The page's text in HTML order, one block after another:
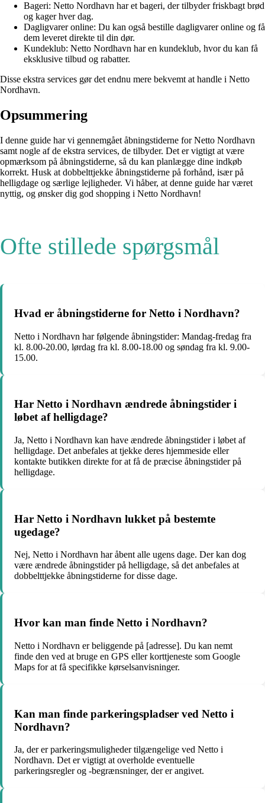
Bageri: Netto Nordhavn har et bageri, der tilbyder friskbagt brød
og kager hver dag.
Dagligvarer online: Du kan også bestille dagligvarer online og få
dem leveret direkte til din dør.
Kundeklub: Netto Nordhavn har en kundeklub, hvor du kan få
eksklusive tilbud og rabatter.
Disse ekstra services gør det endnu mere bekvemt at handle i Netto
Nordhavn.
Opsummering
I denne guide har vi gennemgået åbningstiderne for Netto Nordhavn
samt nogle af de ekstra services, de tilbyder. Det er vigtigt at være
opmærksom på åbningstiderne, så du kan planlægge dine indkøb
korrekt. Husk at dobbelttjekke åbningstiderne på forhånd, især på
helligdage og særlige lejligheder. Vi håber, at denne guide har været
nyttig, og ønsker dig god shopping i Netto Nordhavn!
Ofte stillede spørgsmål
Hvad er åbningstiderne for Netto i Nordhavn?
Netto i Nordhavn har følgende åbningstider: Mandag-fredag fra
kl. 8.00-20.00, lørdag fra kl. 8.00-18.00 og søndag fra kl. 9.00-
15.00.
Har Netto i Nordhavn ændrede åbningstider i
løbet af helligdage?
Ja, Netto i Nordhavn kan have ændrede åbningstider i løbet af
helligdage. Det anbefales at tjekke deres hjemmeside eller
kontakte butikken direkte for at få de præcise åbningstider på
helligdage.
Har Netto i Nordhavn lukket på bestemte
ugedage?
Nej, Netto i Nordhavn har åbent alle ugens dage. Der kan dog
være ændrede åbningstider på helligdage, så det anbefales at
dobbelttjekke åbningstiderne for disse dage.
Hvor kan man finde Netto i Nordhavn?
Netto i Nordhavn er beliggende på [adresse]. Du kan nemt
finde den ved at bruge en GPS eller korttjeneste som Google
Maps for at få specifikke kørselsanvisninger.
Kan man finde parkeringspladser ved Netto i
Nordhavn?
Ja, der er parkeringsmuligheder tilgængelige ved Netto i
Nordhavn. Det er vigtigt at overholde eventuelle
parkeringsregler og -begrænsninger, der er angivet.